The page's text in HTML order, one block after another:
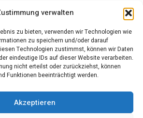
verwalten
zu bieten, verwenden wir Technologien wie
zu speichern und/oder darauf
Technologien zustimmst, können wir Daten
eindeutige IDs auf dieser Website verarbeiten.
nicht erteilst oder zurückziehst, können
Funktionen beeinträchtigt werden.
Akzeptieren
IMPRESSUM